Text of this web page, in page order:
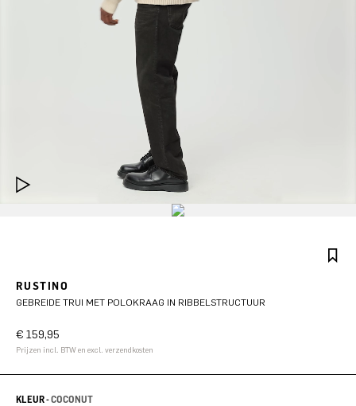
RUSTINO
GEBREIDE TRUI MET POLOKRAAG IN RIBBELSTRUCTUUR
€ 159,95
Prijzen incl. BTW en excl. verzendkosten
KLEUR -COCONUT